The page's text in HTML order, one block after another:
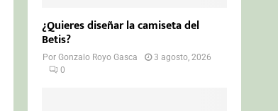
¿Quieres diseñar la camiseta del
Betis?
PorGonzalo Royo Gasca
3 agosto, 2026
0